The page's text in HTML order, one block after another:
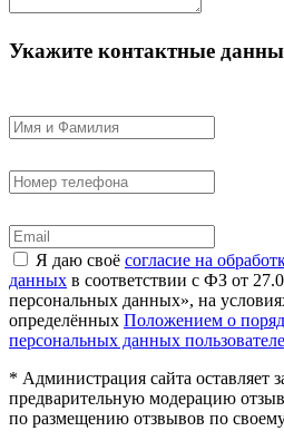
Укажите контактные
Я даю своё согласие на
данных в соответствии с ФЗ от
персональных данных», на
определённых Положением о
персональных данных
* Администрация сайта оставляет
предварительную модерацию
по размещению отзвывов по